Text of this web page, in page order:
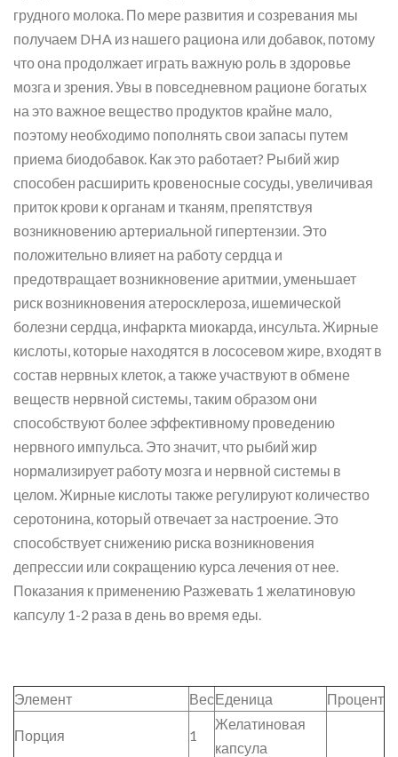
грудного молока. По мере развития и созревания мы
получаем DHA из нашего рациона или добавок, потому
что она продолжает играть важную роль в здоровье
мозга и зрения. Увы в повседневном рационе богатых
на это важное вещество продуктов крайне мало,
поэтому необходимо пополнять свои запасы путем
приема биодобавок. Как это работает? Рыбий жир
способен расширить кровеносные сосуды, увеличивая
приток крови к органам и тканям, препятствуя
возникновению артериальной гипертензии. Это
положительно влияет на работу сердца и
предотвращает возникновение аритмии, уменьшает
риск возникновения атеросклероза, ишемической
болезни сердца, инфаркта миокарда, инсульта. Жирные
кислоты, которые находятся в лососевом жире, входят в
состав нервных клеток, а также участвуют в обмене
веществ нервной системы, таким образом они
способствуют более эффективному проведению
нервного импульса. Это значит, что рыбий жир
нормализирует работу мозга и нервной системы в
целом. Жирные кислоты также регулируют количество
серотонина, который отвечает за настроение. Это
способствует снижению риска возникновения
депрессии или сокращению курса лечения от нее.
Показания к применению Разжевать 1 желатиновую
капсулу 1-2 раза в день во время еды.
Элемент ВесЕденица Процент
Порция 1
Желатиновая
капсула